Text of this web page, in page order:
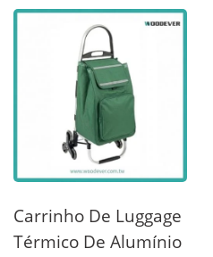
Carrinho De Luggage
Térmico De Alumínio